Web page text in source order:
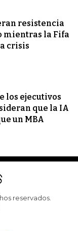
resistencia
mientras la Fifa
crisis
los ejecutivos
que la IA
un MBA
reservados.